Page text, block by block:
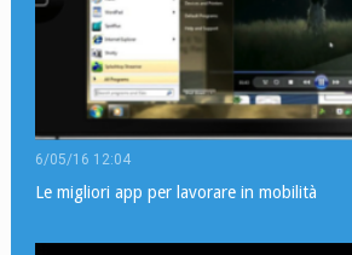
6/05/16 12:04
Le migliori app per lavorare in mobilità